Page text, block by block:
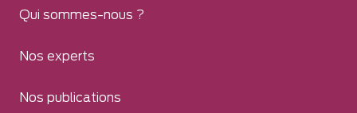
Qui sommes-nous ?
Nos experts
Nos publications